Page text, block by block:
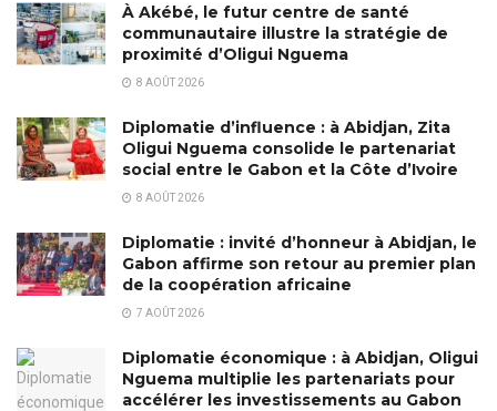
À Akébé, le futur centre de santé
communautaire illustre la stratégie de
proximité d’Oligui Nguema
8 AOÛT 2026
Diplomatie d’influence : à Abidjan, Zita
Oligui Nguema consolide le partenariat
social entre le Gabon et la Côte d’Ivoire
8 AOÛT 2026
Diplomatie : invité d’honneur à Abidjan, le
Gabon affirme son retour au premier plan
de la coopération africaine
7 AOÛT 2026
Diplomatie économique : à Abidjan, Oligui
Nguema multiplie les partenariats pour
accélérer les investissements au Gabon